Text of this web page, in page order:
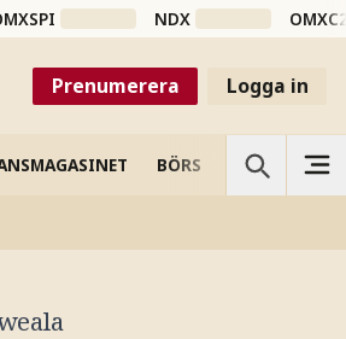
NDX
Prenumerera Logga in
BÖRS VETENSKAP